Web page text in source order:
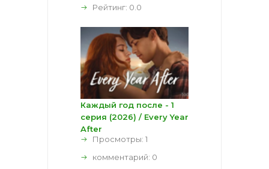
Рейтинг: 0.0
Каждый год после - 1
серия (2026) / Every Year
After
Просмотры: 1
комментарий: 0